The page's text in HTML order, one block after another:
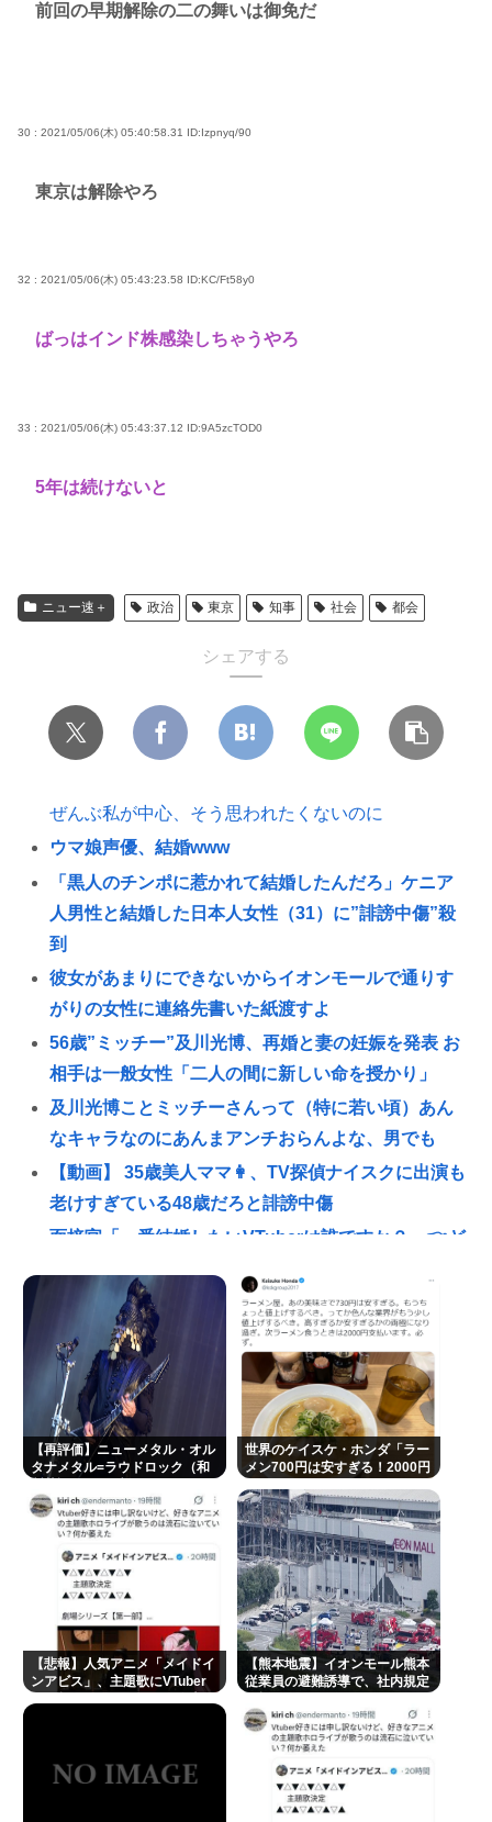
前回の早期解除の二の舞いは御免だ
30 : 2021/05/06(木) 05:40:58.31 ID:Izpnyq/90
東京は解除やろ
32 : 2021/05/06(木) 05:43:23.58 ID:KC/Ft58y0
ばっはインド株感染しちゃうやろ
33 : 2021/05/06(木) 05:43:37.12 ID:9A5zcTOD0
5年は続けないと
ニュー速＋ 政治 東京 知事 社会 都会
シェアする
ぜんぶ私が中心、そう思われたくないのに
ウマ娘声優、結婚www
「黒人のチンポに惹かれて結婚したんだろ」ケニア
人男性と結婚した日本人女性（31）に”誹謗中傷”殺
到
彼女があまりにできないからイオンモールで通りす
がりの女性に連絡先書いた紙渡すよ
56歳”ミッチー”及川光博、再婚と妻の妊娠を発表 お
相手は一般女性「二人の間に新しい命を授かり」
及川光博ことミッチーさんって（特に若い頃）あん
なキャラなのにあんまアンチおらんよな、男でも
【動画】 35歳美人ママ👩、TV探偵ナイスクに出演も
老けすぎている48歳だろと誹謗中傷
面接官「一番結婚したいVTuberは誰ですか？」👈ど
及川光博さん再婚
サトジロ（略して佐藤二朗）踊る大捜査線スピンオ
フ完全中止へ
軍事アナリスト「ウクライナに残されている時間は
少ない。民間施設テロではなくプランBやプランCを
発動すべき」
エアコン無しワイ、死の危険🥵
「中古」は止めておいたほうがいいもの
最強の調味料はマヨネーズ、異論は認める
【急募】嫁の実家でやるべきこと
"テレビ大好き"高齢者の「テレビ離れ」が始まった
Powered by livedoor 相互RSS
【再評価】ニューメタル・オル
タナメタル=ラウドロック（和
い。お前らがキッズの頃好きだ
ったバンドは何？
世界のケイスケ・ホンダ「ラー
メン700円は安すぎる！2000円
【悲報】人気アニメ「メイドイ
ンアビス」、主題歌にVTuber
【熊本地震】イオンモール熊本
従業員の避難誘導で、社内規定